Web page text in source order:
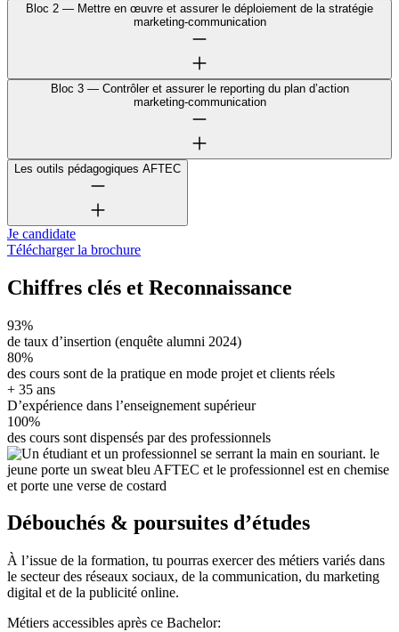
Bloc 2 — Mettre en œuvre et assurer le déploiement de la stratégie
marketing‑communication
Bloc 3 — Contrôler et assurer le reporting du plan d’action
marketing‑communication
Les outils pédagogiques AFTEC
Je candidate
Télécharger la brochure
Chiffres clés et Reconnaissance
93%
de taux d’insertion (enquête alumni 2024)
80%
des cours sont de la pratique en mode projet et clients réels
+ 35 ans
D’expérience dans l’enseignement supérieur
100%
des cours sont dispensés par des professionnels
Débouchés & poursuites d’études
À l’issue de la formation, tu pourras exercer des métiers variés dans
le secteur des réseaux sociaux, de la communication, du marketing
digital et de la publicité online.
Métiers accessibles après ce Bachelor: